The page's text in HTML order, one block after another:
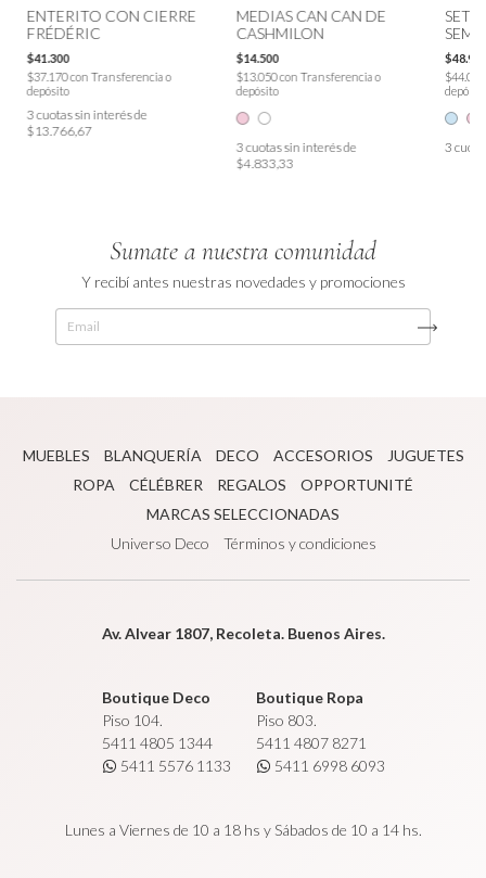
ENTERITO CON CIERRE
FRÉDÉRIC
$41.300
$37.170con Transferencia o
depósito
3cuotas sin interés de
$13.766,67
MEDIAS CAN CAN DE
CASHMILON
$14.500
$13.050con Transferencia o
depósito
3cuotas sin interés de
$4.833,33
SET
$48.900
depósito
3
Sumate a nuestra comunidad
Y recibí antes nuestras novedades y promociones
MUEBLES BLANQUERÍA DECO ACCESORIOS
JUGUETES
ROPA
CÉLÉBRER REGALOS
OPPORTUNITÉ
MARCAS SELECCIONADAS
Universo Deco
Términos y condiciones
Av. Alvear 1807, Recoleta. Buenos Aires.
Boutique Deco
Piso 104.
5411 4805 1344
5411 5576 1133
Boutique Ropa
Piso 803.
5411 4807 8271
5411 6998 6093
Lunes a Viernes de 10 a 18 hs y Sábados de 10 a 14 hs.